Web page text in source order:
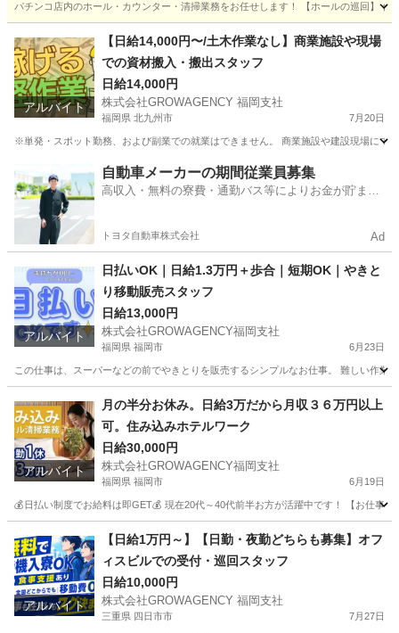
パチンコ店内のホール・カウンター・清掃業務をお任せします！ 【ホールの巡回】
博多駅 軽作業 福岡 北九州市 小倉駅
軽作業 スタッフ
アルバイト
【日給14,000円〜/土木作業なし】商業施設や現場
での資材搬入・搬出スタッフ
日給14,000円
株式会社GROWAGENCY 福岡支社
福岡県 北九州市 7月20日
※単発・スポット勤務、および副業での就業はできません。 商業施設や建設現場にて
その他 スタッフ
自動車メーカーの期間従業員募集
高収入・無料の寮費・通勤バス等によりお金が貯まり
トヨタ自動車株式会社 Ad
アルバイト
日払いOK｜日給1.3万円＋歩合｜短期OK｜やきと
り移動販売スタッフ
日給13,000円
株式会社GROWAGENCY福岡支社
福岡県 福岡市 6月23日
この仕事は、スーパーなどの前でやきとりを販売するシンプルなお仕事。 難しい作
その他 スタッフ
アルバイト
月の半分お休み。日給3万だから月収３６万円以上
可。住み込みホテルワーク
日給30,000円
株式会社GROWAGENCY福岡支社
福岡県 福岡市 6月19日
💰日払い制度でお給料は即GET💰 現在20代～40代前半お方が活躍中です！ 【お仕事
ホテル 住み込み
アルバイト
【日給1万円～】【日勤・夜勤どちらも募集】オフ
ィスビルでの受付・巡回スタッフ
日給10,000円
株式会社GROWAGENCY 福岡支社
三重県 四日市市 7月27日